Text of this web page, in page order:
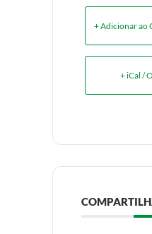
+ Adicionar ao
+ iCal /